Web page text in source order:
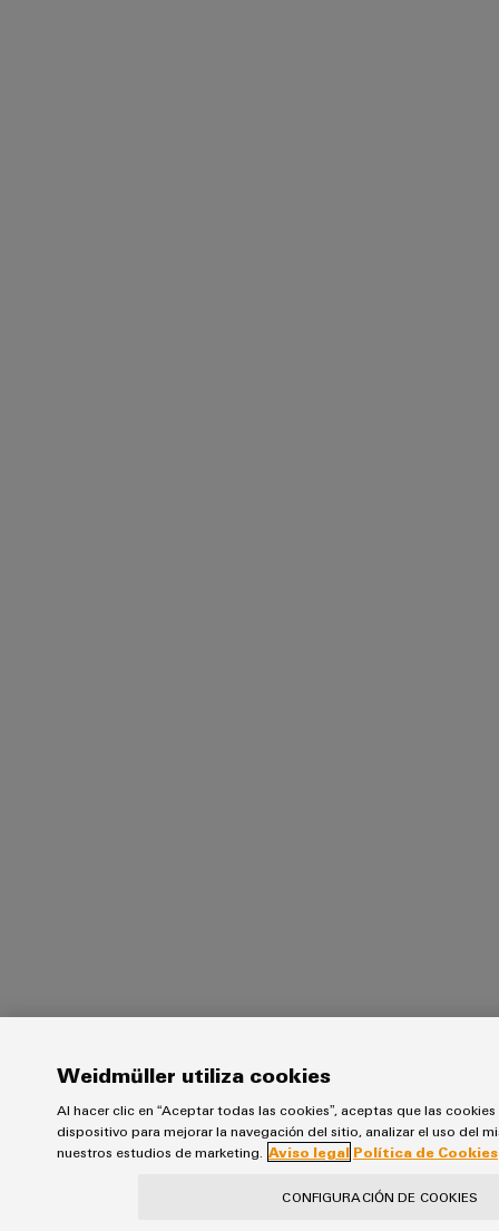
Weidmüller utiliza cookies
Al hacer clic en “Aceptar todas las cookies”, aceptas que las
dispositivo para mejorar la navegación del sitio, analizar el uso del
nuestros estudios de marketing. Aviso legal Política de Cookies
CONFIGURACIÓN DE COOKIES